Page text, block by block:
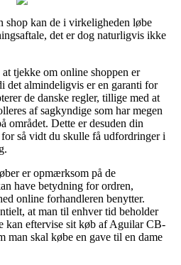
shop kan de i virkeligheden løbe
det er dog naturligvis ikke
tjekke om online shoppen er
det almindeligvis er en garanti for
de danske regler, tillige med at
af sagkyndige som har megen
området. Dette er desuden din
så vidt du skulle få udfordringer i
er opmærksom på de
have betydning for ordren,
online forhandleren benytter.
at man til enhver tid beholder
kan eftervise sit køb af Aguilar CB-
man skal købe en gave til en dame